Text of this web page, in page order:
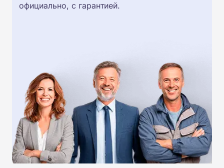
официально, с гарантией.